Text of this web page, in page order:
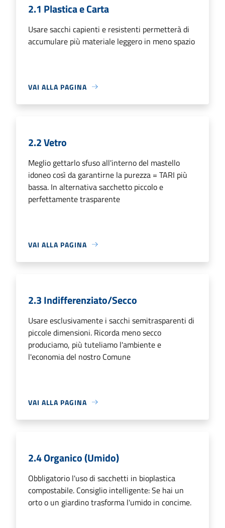
2.1 Plastica e Carta
Usare sacchi capienti e resistenti permetterà di
accumulare più materiale leggero in meno spazio
VAI ALLA PAGINA
2.2 Vetro
Meglio gettarlo sfuso all'interno del mastello
idoneo così da garantirne la purezza = TARI più
bassa. In alternativa sacchetto piccolo e
perfettamente trasparente
VAI ALLA PAGINA
2.3 Indifferenziato/Secco
Usare esclusivamente i sacchi semitrasparenti di
piccole dimensioni. Ricorda meno secco
produciamo, più tuteliamo l'ambiente e
l'economia del nostro Comune
VAI ALLA PAGINA
2.4 Organico (Umido)
Obbligatorio l'uso di sacchetti in bioplastica
compostabile. Consiglio intelligente: Se hai un
orto o un giardino trasforma l'umido in concime.